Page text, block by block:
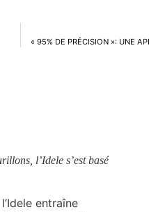
« 95% DE PRÉCISION »: UNE
l’Idele s’est basé
entraîne